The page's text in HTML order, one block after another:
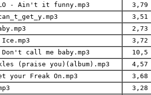
- Ain't it funny.mp3
3,79
3,51
2,73
3,72
Don't call me baby.mp3
10,5
(praise you)(album).mp3
4,57
Freak On.mp3
3,68
3,28